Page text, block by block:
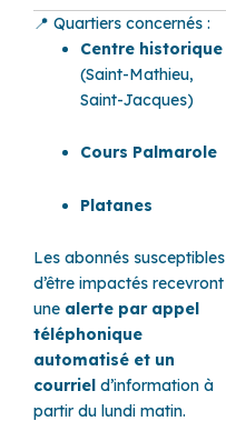
📍 Quartiers concernés :
Centre historique
(Saint-Mathieu,
Saint-Jacques)
Cours Palmarole
Platanes
Les abonnés susceptibles
d’être impactés recevront
une alerte par appel
téléphonique
automatisé et un
courriel d’information à
partir du lundi matin.